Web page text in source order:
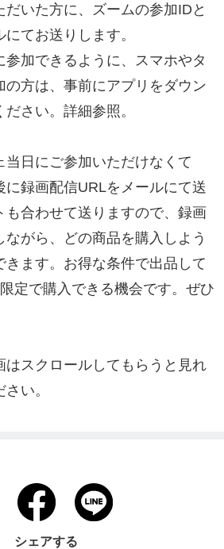
だいた方に、ズームの参加IDと
てお送りします。
参加できるように、スマホやタ
の方は、事前にアプリをダウン
さい。詳細参照。
当日にご参加いただけなくて
に録画配信URLをメールにて送
も合わせて送りますので、録画
がら、どの商品を購入しよう
きます。お得な条件で出品して
定で購入できる機会です。ぜひ
はスクロールしてもらうと見れ
い。
シェアする